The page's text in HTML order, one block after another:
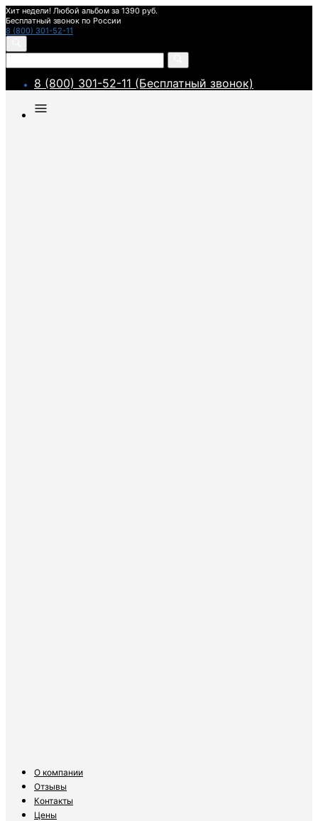
Хит недели! Любой альбом за 1390 руб.
Бесплатный звонок по России
8 (800) 301-52-11
8 (800) 301-52-11 (Бесплатный звонок)
О компании
Отзывы
Контакты
Цены